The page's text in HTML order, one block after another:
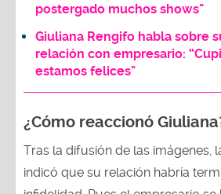
postergado muchos shows"
Giuliana Rengifo habla sobre
relación con empresario:
estamos felices"
¿Cómo reaccionó
Tras la difusión de las imágenes,
indicó que su relación habría